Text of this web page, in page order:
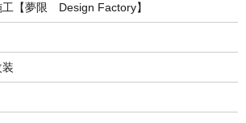
【夢限 Design Factory】